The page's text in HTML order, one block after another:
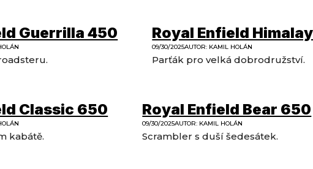
Guerrilla 450 Royal Enfield
09/30/2025AUTOR: KAMIL HOLÁN
Parťák pro velká dobrodružství.
Classic 650
kabátě.
Royal Enfield Bear 650
09/30/2025AUTOR: KAMIL HOLÁN
Scrambler s duší šedesátek.